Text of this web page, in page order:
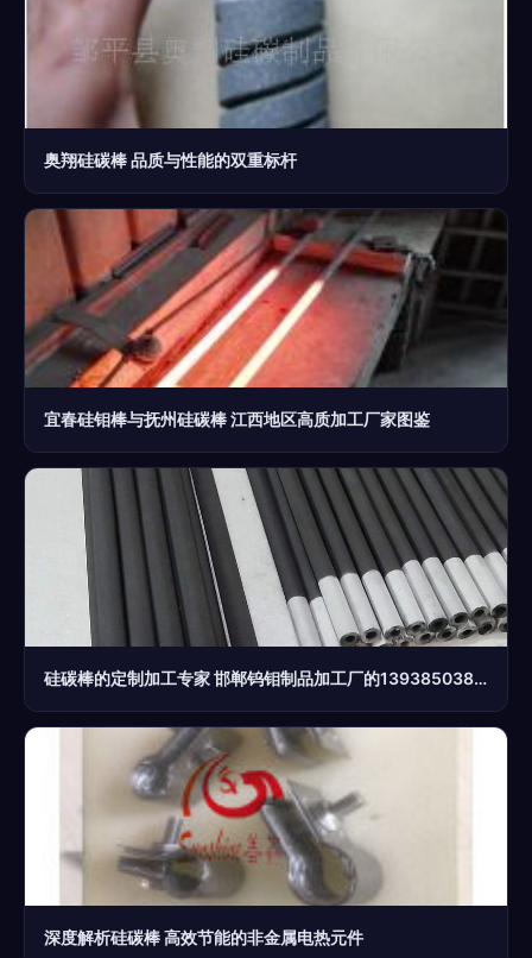
奥翔硅碳棒 品质与性能的双重标杆
宜春硅钼棒与抚州硅碳棒 江西地区高质加工厂家图鉴
硅碳棒的定制加工专家 邯郸钨钼制品加工厂的13938503808热线
深度解析硅碳棒 高效节能的非金属电热元件